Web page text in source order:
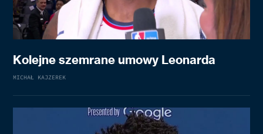
Kolejne szemrane umowy Leonarda
MICHAŁ KAJZEREK